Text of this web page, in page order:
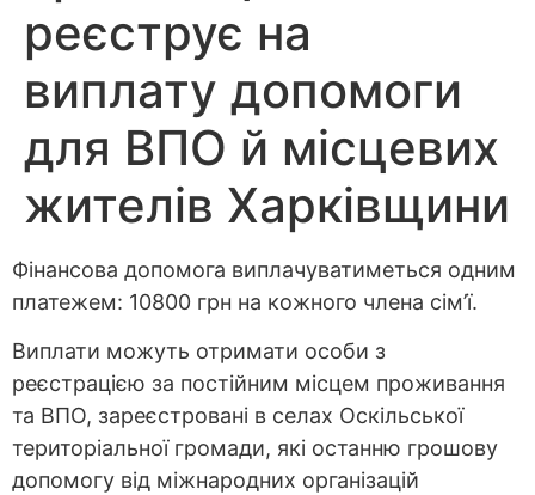
реєструє на
виплату допомоги
для ВПО й місцевих
жителів Харківщини
Фінансова допомога виплачуватиметься одним
платежем: 10800 грн на кожного члена сім’ї.
Виплати можуть отримати особи з
реєстрацією за постійним місцем проживання
та ВПО, зареєстровані в селах Оскільської
територіальної громади, які останню грошову
допомогу від міжнародних організацій